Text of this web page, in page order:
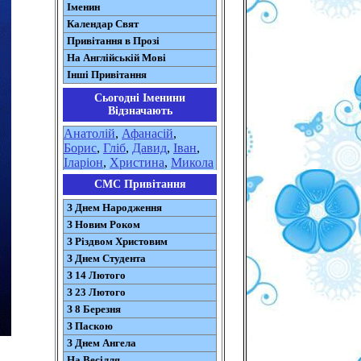
Іменин
Календар Свят
Привітання в Прозі
На Англійській Мові
Інші Привітання
Сьогодні Іменини
Відзначають
Анатолій, Афанасій,
Борис, Гліб, Давид, Іван,
Іларіон, Христина, Микола
СМС Привітання
З Днем Народження
З Новим Роком
З Різдвом Христовим
З Днем Студента
З 14 Лютого
З 23 Лютого
З 8 Березня
З Паскою
З Днем Ангела